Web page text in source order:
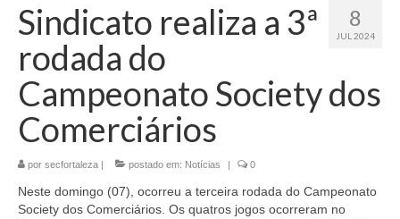
8
JUL 2024
Sindicato realiza a 3ª
rodada do
Campeonato Society dos
Comerciários
por secfortaleza | postado em: Notícias | 0
Neste domingo (07), ocorreu a terceira rodada do Campeonato
Society dos Comerciários. Os quatros jogos ocorreram no